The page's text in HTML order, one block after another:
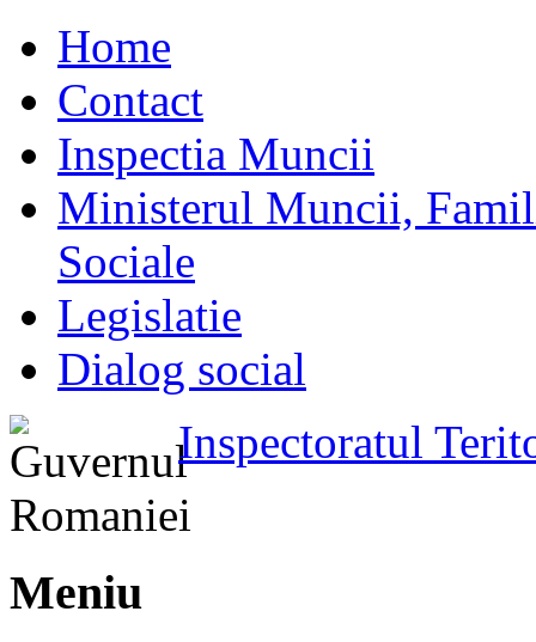
Home
Contact
Inspectia Muncii
Ministerul Muncii,
Sociale
Legislatie
Dialog social
Inspectoratul
Meniu